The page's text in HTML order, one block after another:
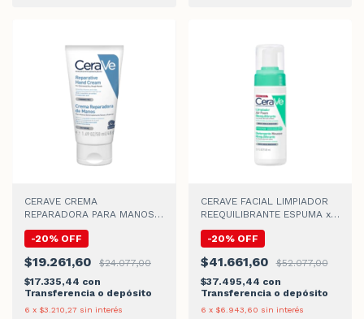
CERAVE CREMA
REPARADORA PARA MANOS x
-20% OFF
$19.261,60
$24.077,00
$17.335,44 con
Transferencia o depósito
6 x $3.210,27 sin interés
CERAVE FACIAL LIMPIADOR
REEQUILIBRANTE ESPUMA x
-20% OFF
$41.661,60
$52.077,00
$37.495,44 con
Transferencia o depósito
6 x $6.943,60 sin interés